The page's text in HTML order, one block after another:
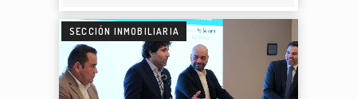
SECCIÓN INMOBILIARIA